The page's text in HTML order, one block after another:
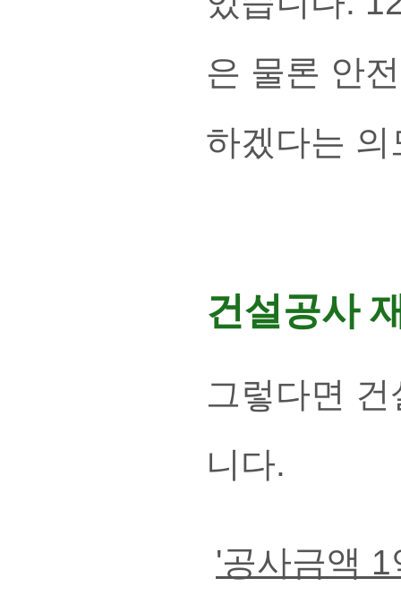
은 물론 안
하겠다는
건설공사
그렇다면
니다.
'공사금액